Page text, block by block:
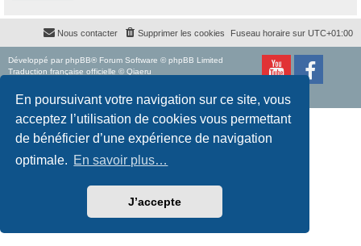
En poursuivant votre navigation sur ce site, vous
acceptez l’utilisation de cookies vous permettant
de bénéficier d’une expérience de navigation
optimale. En savoir plus…
J’accepte
Fuseau horaire sur UTC+01:00
Supprimer les cookies
Nous contacter
Développé par phpBB® Forum Software © phpBB Limited
Traduction française officielle © Qiaeru
Confidentialité
Conditions